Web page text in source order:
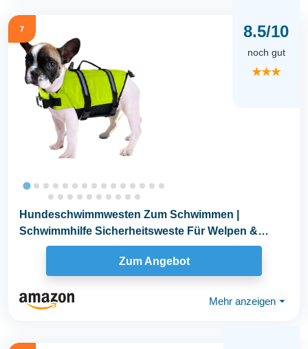
7 8.5/10
noch gut
★★★
Hundeschwimmwesten Zum Schwimmen |
Schwimmhilfe Sicherheitsweste Für Welpen &
Hunde,Verstellbare...
Zum Angebot
Mehr anzeigen ⏷